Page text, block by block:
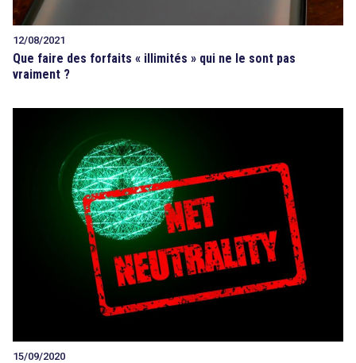
12/08/2021
Que faire des forfaits « illimités » qui ne le sont pas
vraiment ?
15/09/2020